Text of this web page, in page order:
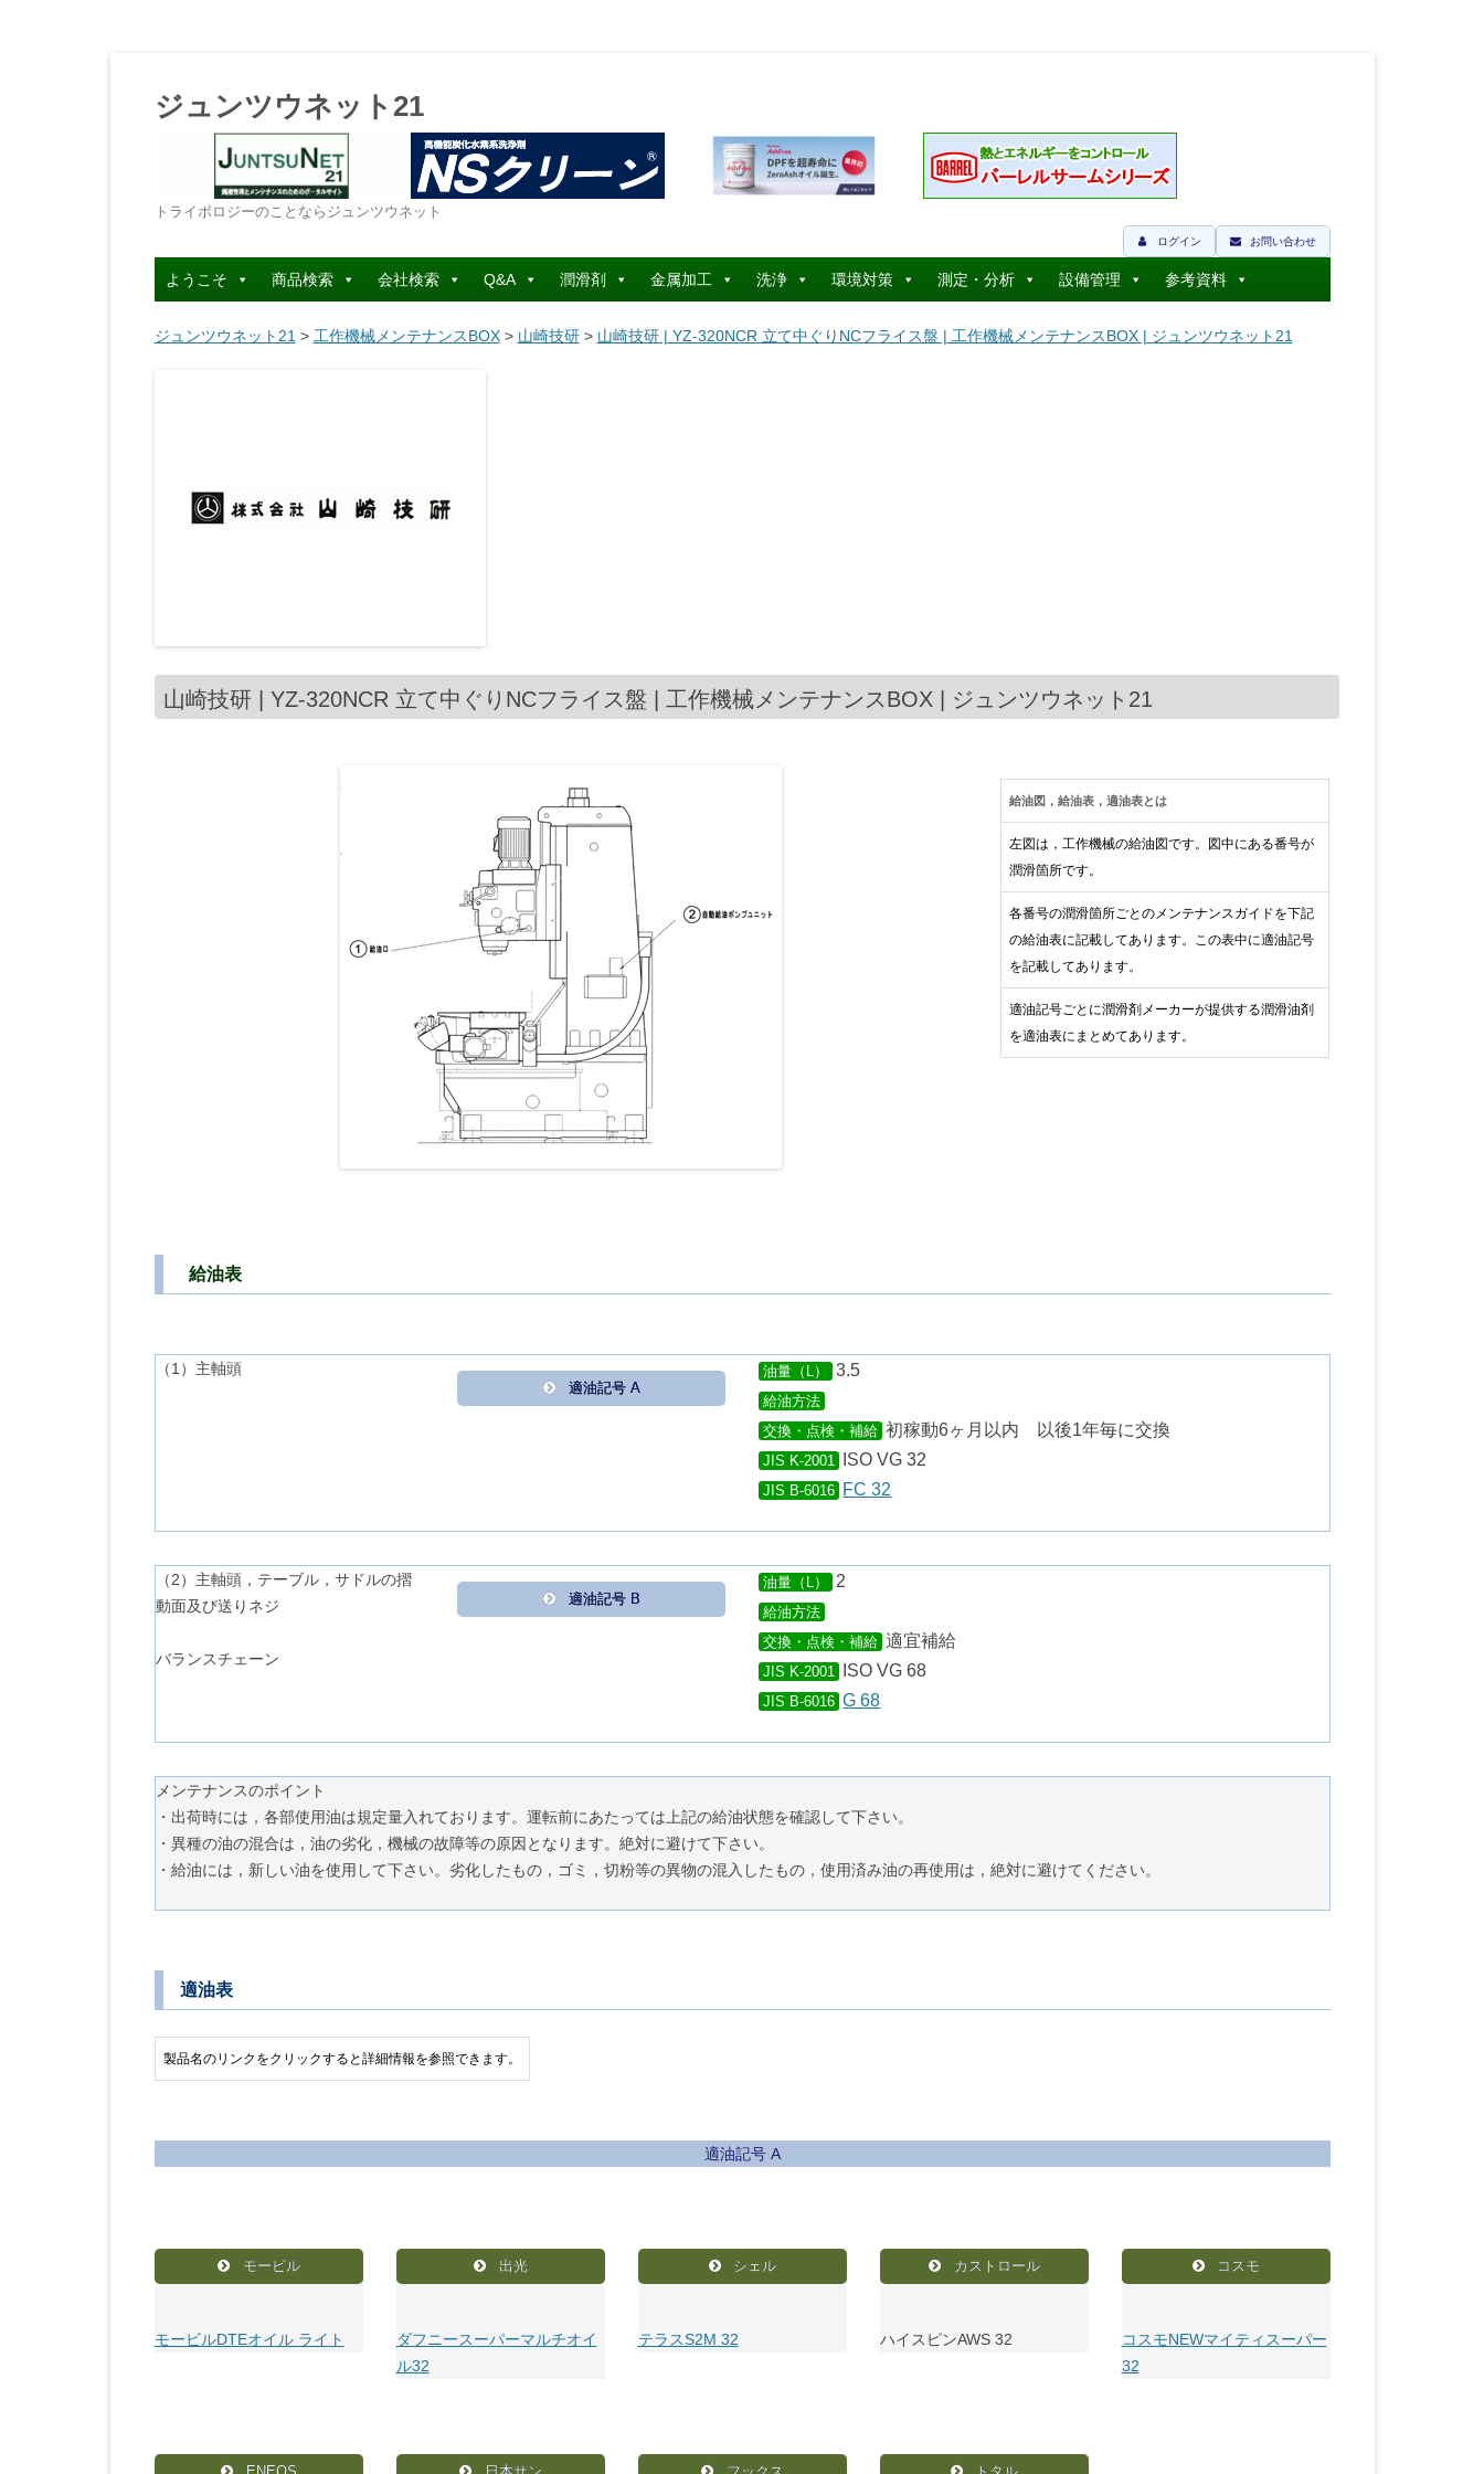
ジュンツウネット21
トライボロジーのことならジュンツウネット
お問い合わせ
ログイン
コ
ン
テ
ン
へ
ようこそ 商品検索 会社検索 Q&A 潤滑剤 金属加工 洗浄 環境対策 測定・分析 設備管理 参考資料
ジュンツウネット21 > 工作機械メンテナンスBOX> 山崎技研> 山崎技研 | YZ-320NCR 立て中ぐりNCフライス盤 | 工作機械メンテナンスBOX | ジュンツウネット21
山崎技研 | YZ-320NCR 立て中ぐりNCフライス盤 | 工作機械メンテナンスBOX | ジュンツウネット21
給油図，給油表，適油表とは
左図は，工作機械の給油図です。図中にある番号が
潤滑箇所です。
各番号の潤滑箇所ごとのメンテナンスガイドを下記
の給油表に記載してあります。この表中に適油記号
を記載してあります。
適油記号ごとに潤滑剤メーカーが提供する潤滑油剤
を適油表にまとめてあります。
給油表
（1）主軸頭
適油記号 A
油量（L） 3.5
給油方法
交換・点検・補給 初稼動6ヶ月以内 以後1年毎に交換
JIS K-2001 ISO VG 32
JIS B-6016 FC 32
（2）主軸頭，テーブル，サドルの摺
動面及び送りネジ
バランスチェーン
適油記号 B
油量（L） 2
給油方法
交換・点検・補給 適宜補給
JIS K-2001 ISO VG 68
JIS B-6016 G 68
メンテナンスのポイント
・出荷時には，各部使用油は規定量入れております。運転前にあたっては上記の給油状態を確認して下さい。
・異種の油の混合は，油の劣化，機械の故障等の原因となります。絶対に避けて下さい。
・給油には，新しい油を使用して下さい。劣化したもの，ゴミ，切粉等の異物の混入したもの，使用済み油の再使用は，絶対に避けてください。
適油表
製品名のリンクをクリックすると詳細情報を参照できます。
適油記号 A
モービル
モービルDTEオイル ライト
出光
ダフニースーパーマルチオイ
ル32
シェル
テラスS2M 32
カストロール
ハイスピンAWS 32
コスモ
コスモNEWマイティスーパー
32